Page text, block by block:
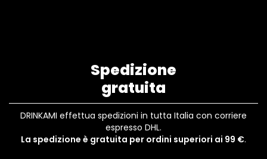
Spedizione
gratuita
DRINKAMI effettua spedizioni in tutta Italia con corriere
espresso DHL.
La spedizione è gratuita per ordini superiori ai 99 €.